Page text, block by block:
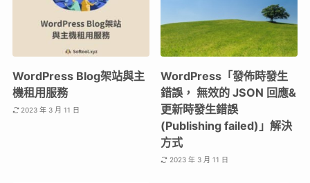
WordPress Blog架站與主
機租用服務
2023 年 3 月 11 日
WordPress「發佈時發生
錯誤， 無效的 JSON 回應&
更新時發生錯誤
(Publishing failed)」解決
方式
2023 年 3 月 11 日